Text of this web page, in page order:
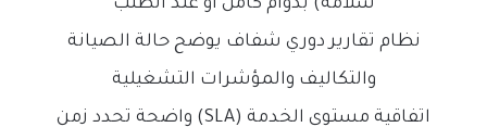
سلامة) بدوام كامل أو عند الطلب
نظام تقارير دوري شفاف يوضح حالة الصيانة
والتكاليف والمؤشرات التشغيلية
اتفاقية مستوى الخدمة (SLA) واضحة تحدد زمن